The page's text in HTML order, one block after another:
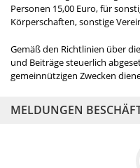
Personen 15,00 Euro, für
Körperschaften, sonstige
Gemäß den Richtlinien über
und Beiträge steuerlich
gemeinnützigen Zwecken
MELDUNGEN